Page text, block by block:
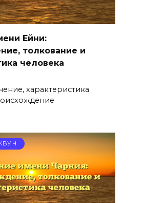
Ейни:
толкование и
человека
характеристика
Ч